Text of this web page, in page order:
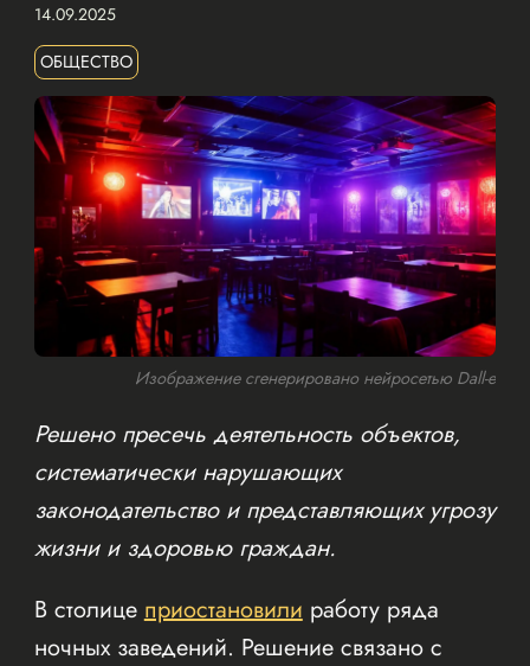
14.09.2025
ОБЩЕСТВО
Изображение сгенерировано нейросетью Dall-e
Решено пресечь деятельность объектов,
систематически нарушающих
законодательство и представляющих угрозу
жизни и здоровью граждан.
В столице приостановили работу ряда
ночных заведений. Решение связано с